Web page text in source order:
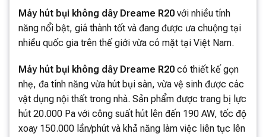
Máy hút bụi không dây Dreame R20 với nhiều tính
năng nổi bật, giá thành tốt và đang được ưa chuộng tại
nhiều quốc gia trên thế giới vừa có mặt tại Việt Nam.
Máy hút bụi không dây Dreame R20 có thiết kế gọn
nhẹ, đa tính năng vừa hút bụi sàn, vừa vệ sinh được các
vật dụng nội thất trong nhà. Sản phẩm được trang bị lực
hút 20.000 Pa với công suất hút lên đến 190 AW, tốc độ
xoay 150.000 lần/phút và khả năng làm việc liên tục lên